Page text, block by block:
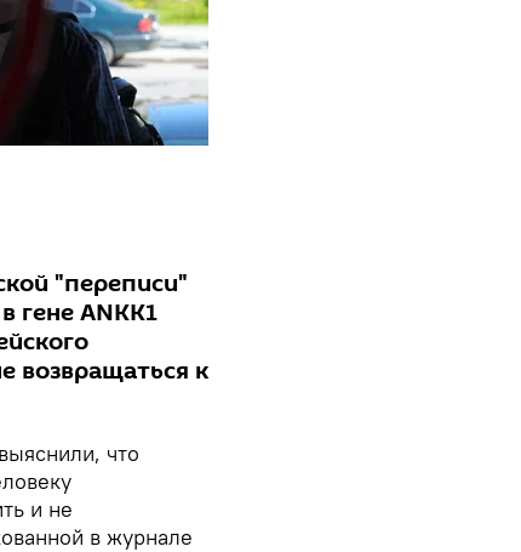
"переписи"
гене ANKK1
возвращаться к
что
и не
в журнале